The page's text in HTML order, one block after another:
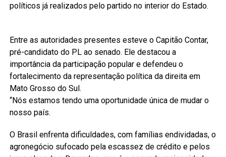
políticos já realizados pelo partido no interior do Estado.
Entre as autoridades presentes esteve o Capitão Contar,
pré-candidato do PL ao senado. Ele destacou a
importância da participação popular e defendeu o
fortalecimento da representação política da direita em
Mato Grosso do Sul.
“Nós estamos tendo uma oportunidade única de mudar o
nosso país.
O Brasil enfrenta dificuldades, com famílias endividadas, o
agronegócio sufocado pela escassez de crédito e pelos